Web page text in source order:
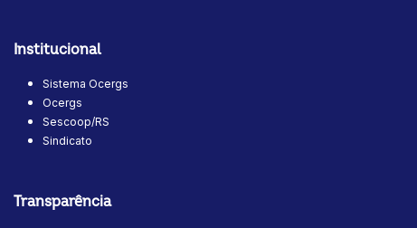
Institucional
Sistema Ocergs
Ocergs
Sescoop/RS
Sindicato
Transparência